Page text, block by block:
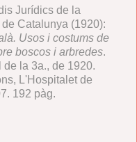
Jurídics de la
Catalunya (1920):
Usos i costums de
boscos i arbredes.
de la 3a., de 1920.
L'Hospitalet de
192 pàg.